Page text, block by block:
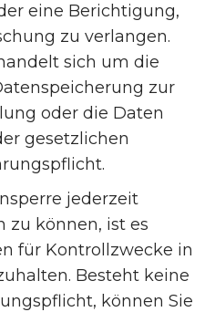
eine Berichtigung,
zu verlangen.
sich um die
zur
oder die Daten
gesetzlichen
jederzeit
zu können, ist es
für Kontrollzwecke in
Besteht keine
können Sie